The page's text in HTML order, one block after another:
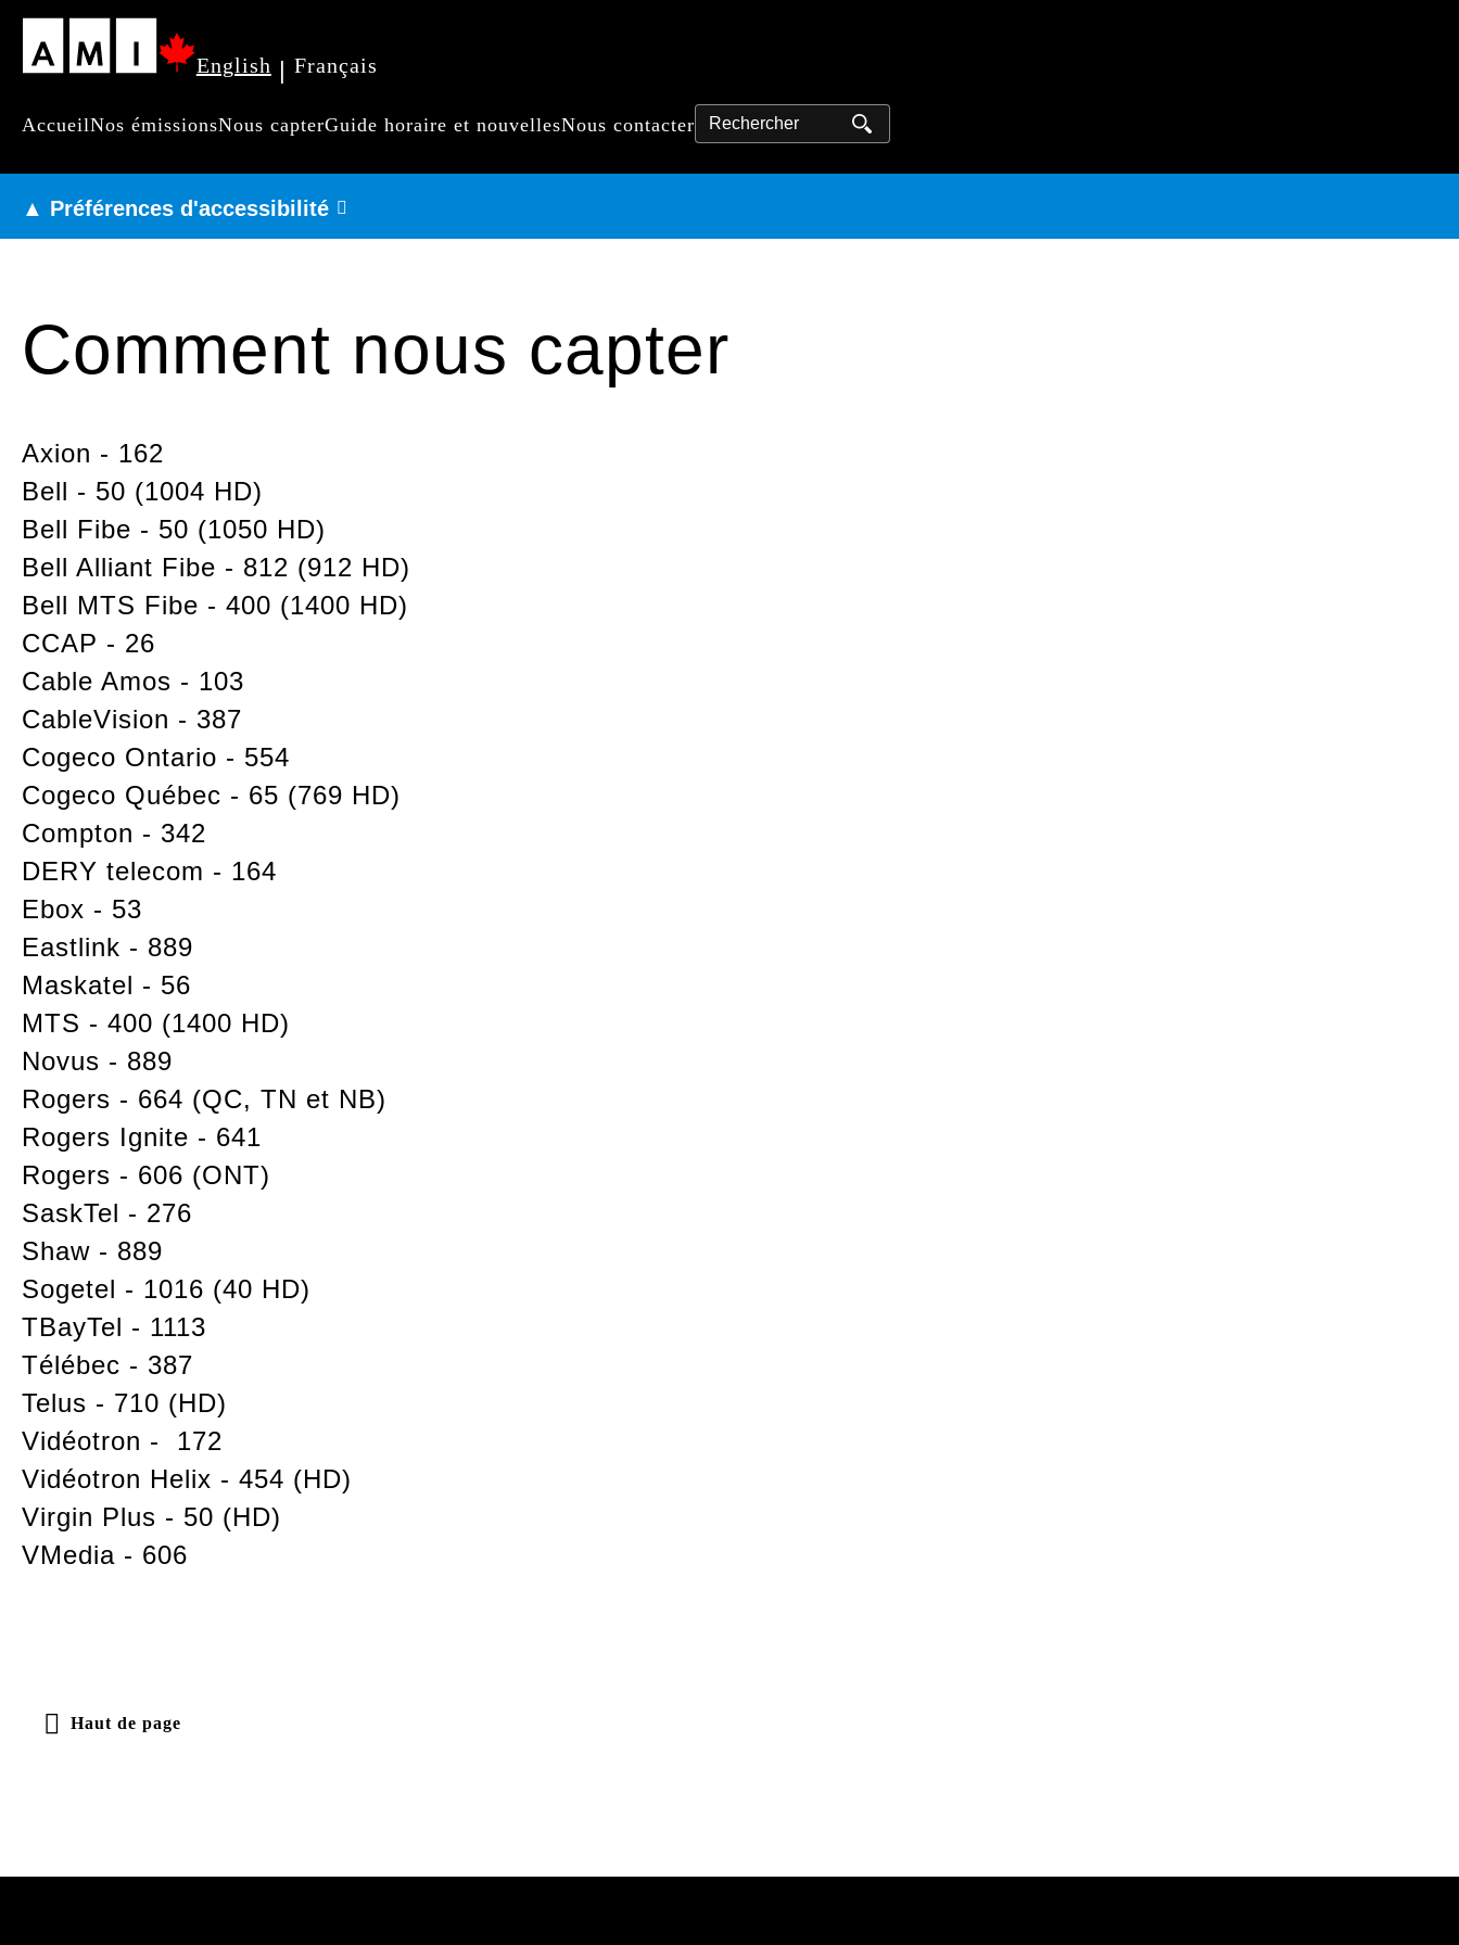
Passer
contenu
English| Français
AccueilNos émissionsNous capterGuide horaire et nouvellesNous contacter Rechercher
▲ Préférences d'accessibilité
Comment nous capter
Axion - 162
Bell - 50 (1004 HD)
Bell Fibe - 50 (1050 HD)
Bell Alliant Fibe - 812 (912 HD)
Bell MTS Fibe - 400 (1400 HD)
CCAP - 26
Cable Amos - 103
CableVision - 387
Cogeco Ontario - 554
Cogeco Québec - 65 (769 HD)
Compton - 342
DERY telecom - 164
Ebox - 53
Eastlink - 889
Maskatel - 56
MTS - 400 (1400 HD)
Novus - 889
Rogers - 664 (QC, TN et NB)
Rogers Ignite - 641
Rogers - 606 (ONT)
SaskTel - 276
Shaw - 889
Sogetel - 1016 (40 HD)
TBayTel - 1113
Télébec - 387
Telus - 710 (HD)
Vidéotron - 172
Vidéotron Helix - 454 (HD)
Virgin Plus - 50 (HD)
VMedia - 606
Haut de page